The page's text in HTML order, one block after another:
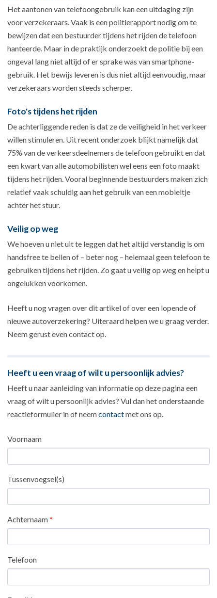
Het aantonen van telefoongebruik kan een uitdaging zijn
voor verzekeraars. Vaak is een politierapport nodig om te
bewijzen dat een bestuurder tijdens het rijden de telefoon
hanteerde. Maar in de praktijk onderzoekt de politie bij een
ongeval lang niet altijd of er sprake was van smartphone-
gebruik. Het bewijs leveren is dus niet altijd eenvoudig, maar
verzekeraars worden steeds scherper.
Foto's tijdens het rijden
De achterliggende reden is dat ze de veiligheid in het verkeer
willen stimuleren. Uit recent onderzoek blijkt namelijk dat
75% van de verkeersdeelnemers de telefoon gebruikt en dat
een kwart van alle automobilisten wel eens een foto maakt
tijdens het rijden. Vooral beginnende bestuurders maken zich
relatief vaak schuldig aan het gebruik van een mobieltje
achter het stuur.
Veilig op weg
We hoeven u niet uit te leggen dat het altijd verstandig is om
handsfree te bellen of – beter nog – helemaal geen telefoon te
gebruiken tijdens het rijden. Zo gaat u veilig op weg en helpt u
ongelukken voorkomen.
Heeft u nog vragen over dit artikel of over een lopende of
nieuwe autoverzekering? Uiteraard helpen we u graag verder.
Neem gerust even contact op.
Heeft u een vraag of wilt u persoonlijk advies?
Heeft u naar aanleiding van informatie op deze pagina een
vraag of wilt u persoonlijk advies? Vul dan het onderstaande
reactieformulier in of neemcontactmet ons op.
Voornaam
Tussenvoegsel(s)
Achternaam *
Telefoon